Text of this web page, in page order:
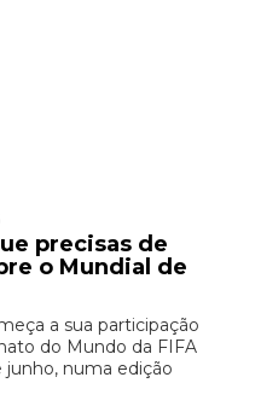
precisas de
o Mundial de
a sua participação
do Mundo da FIFA
junho, numa edição